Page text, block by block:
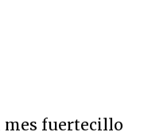
mes fuertecillo